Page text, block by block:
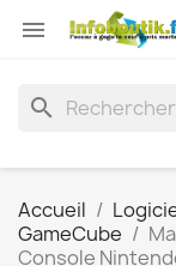

search
Accueil
GameCube
Console